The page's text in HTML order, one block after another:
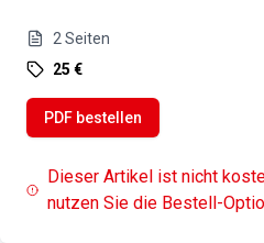
2 Seiten
25 €
PDF bestellen
Dieser Artikel ist nicht
nutzen Sie die Bestell-